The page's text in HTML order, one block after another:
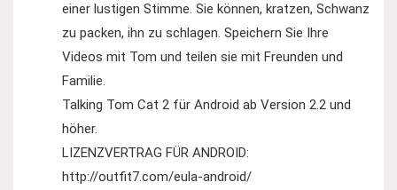
einer lustigen Stimme. Sie können, kratzen, Schwanz
zu packen, ihn zu schlagen. Speichern Sie Ihre
Videos mit Tom und teilen sie mit Freunden und
Familie.
Talking Tom Cat 2 für Android ab Version 2.2 und
höher.
LIZENZVERTRAG FÜR ANDROID:
http://outfit7.com/eula-android/